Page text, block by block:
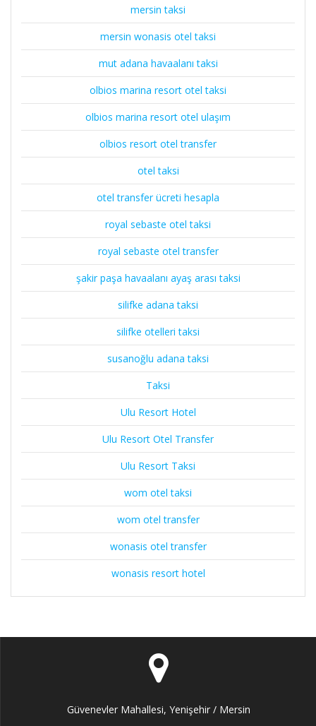
mersin taksi
mersin wonasis otel taksi
mut adana havaalanı taksi
olbios marina resort otel taksi
olbios marina resort otel ulaşım
olbios resort otel transfer
otel taksi
otel transfer ücreti hesapla
royal sebaste otel taksi
royal sebaste otel transfer
şakir paşa havaalanı ayaş arası taksi
silifke adana taksi
silifke otelleri taksi
susanoğlu adana taksi
Taksi
Ulu Resort Hotel
Ulu Resort Otel Transfer
Ulu Resort Taksi
wom otel taksi
wom otel transfer
wonasis otel transfer
wonasis resort hotel
Güvenevler Mahallesi, Yenişehir / Mersin